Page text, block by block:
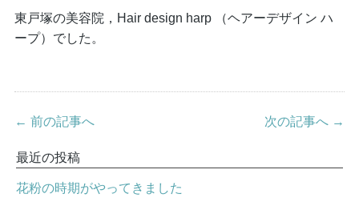
東戸塚の美容院，Hair design harp （ヘアーデザイン ハ
ープ）でした。
← 前の記事へ 次の記事へ →
最近の投稿
花粉の時期がやってきました